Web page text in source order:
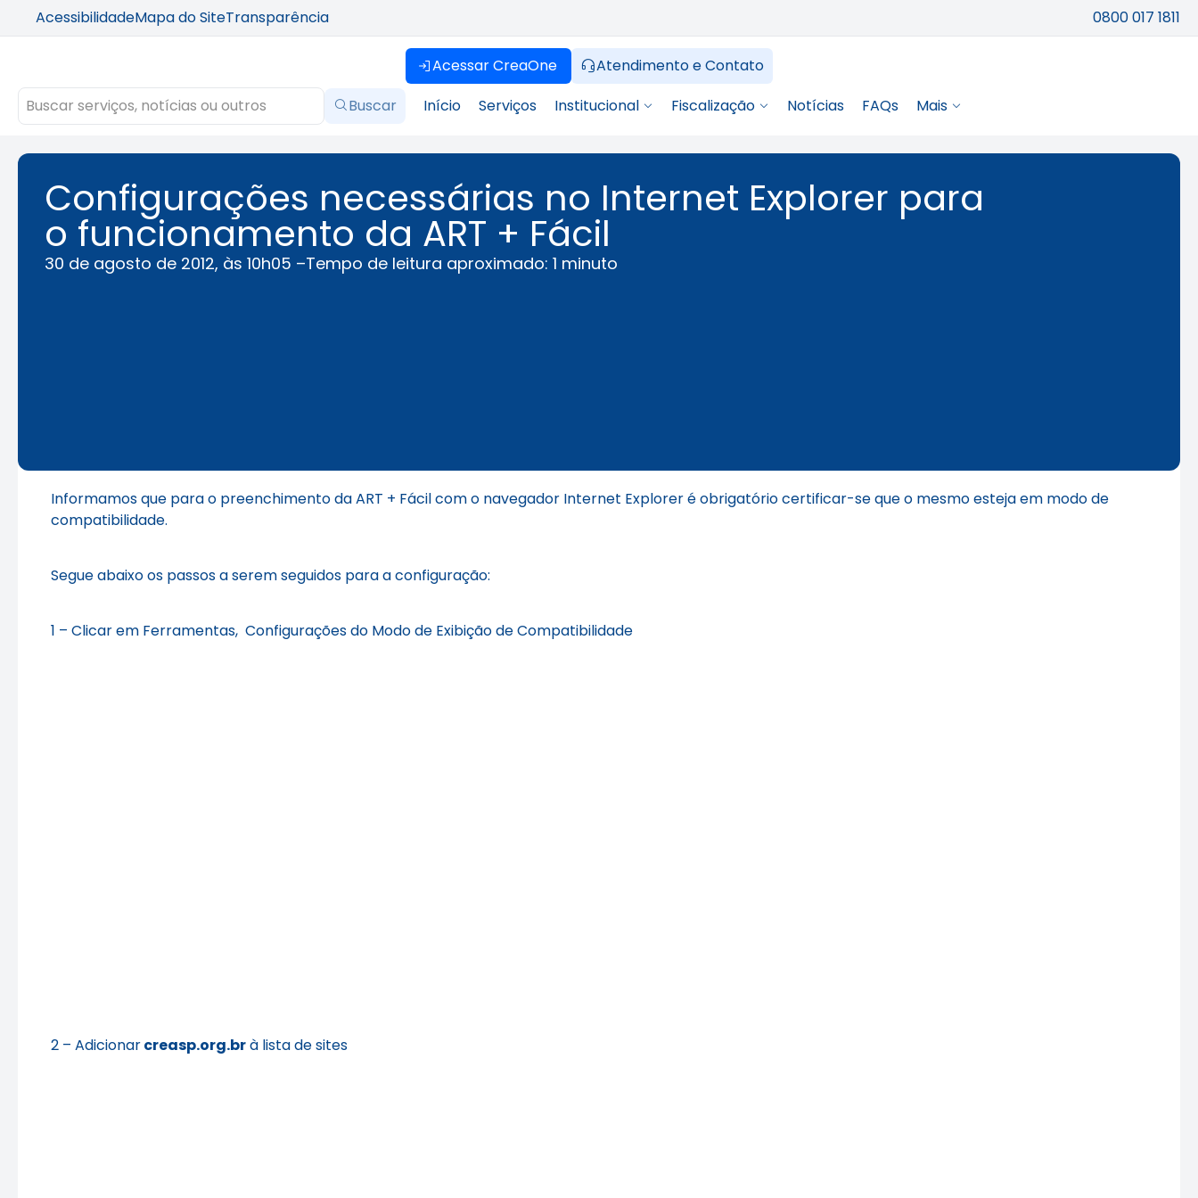
AcessibilidadeMapa do SiteTransparência 0800 017 1811
Acessar CreaOne
Atendimento e Contato
Buscar
Início Serviços Institucional Fiscalização Notícias FAQs Mais
Configurações necessárias no Internet Explorer para
o funcionamento da ART + Fácil
30 de agosto de 2012, às 10h05 –Tempo de leitura aproximado: 1 minuto
Informamos que para o preenchimento da ART + Fácil com o navegador Internet Explorer é obrigatório certificar-se que o mesmo esteja em modo de
compatibilidade.
Segue abaixo os passos a serem seguidos para a configuração:
1 – Clicar em Ferramentas, Configurações do Modo de Exibição de Compatibilidade
2 – Adicionarcreasp.org.brà lista de sites